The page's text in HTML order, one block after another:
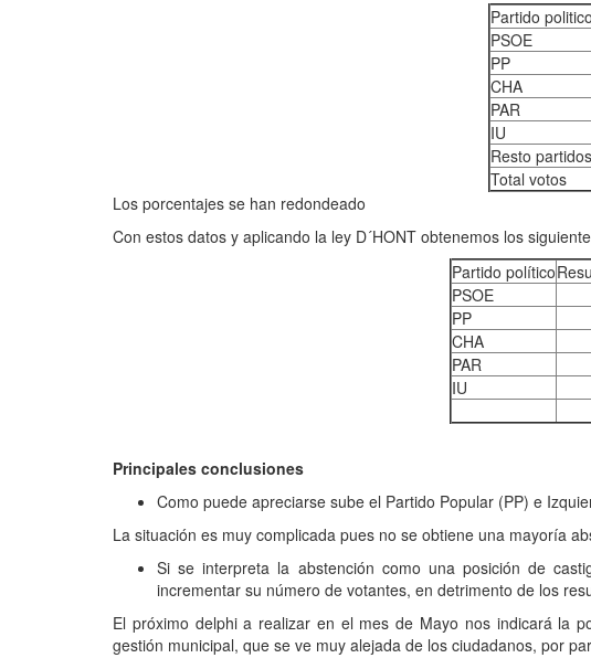
Partido politico
PSOE
PP
CHA
PAR
IU
Resto partidos
Total votos
Los porcentajes se han redondeado
Con estos datos y aplicando la ley D´HONT obtenemos los
Partido político
PSOE
PP
CHA
PAR
IU
Principales conclusiones
Como puede apreciarse sube el Partido Popular (PP) e
La situación es muy complicada pues no se obtiene una mayoría
Si se interpreta la abstención como una posición de
incrementar su número de votantes, en detrimento de los
El próximo delphi a realizar en el mes de Mayo nos indicará la
gestión municipal, que se ve muy alejada de los ciudadanos, por